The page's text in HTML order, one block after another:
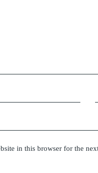
in this browser for the